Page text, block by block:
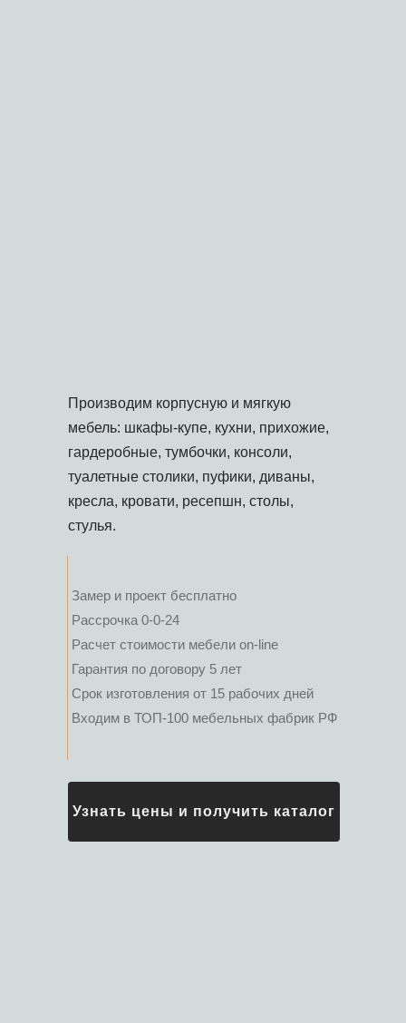
Производим корпусную и мягкую
мебель: шкафы-купе, кухни, прихожие,
гардеробные, тумбочки, консоли,
туалетные столики, пуфики, диваны,
кресла, кровати, ресепшн, столы,
стулья.
Замер и проект бесплатно
Рассрочка 0-0-24
Расчет стоимости мебели on-line
Гарантия по договору 5 лет
Срок изготовления от 15 рабочих дней
Входим в ТОП-100 мебельных фабрик РФ
Узнать цены и получить каталог